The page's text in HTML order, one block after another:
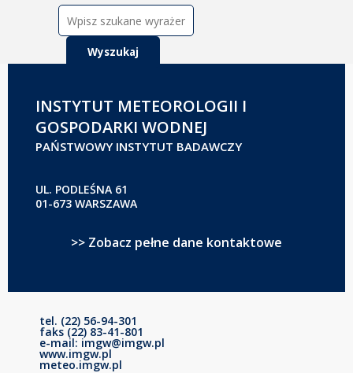
INSTYTUT METEOROLOGII I
GOSPODARKI WODNEJ
PAŃSTWOWY INSTYTUT BADAWCZY
UL. PODLEŚNA 61
01-673 WARSZAWA
>> Zobacz pełne dane kontaktowe
tel. (22) 56-94-301
faks (22) 83-41-801
e-mail: imgw@imgw.pl
www.imgw.pl
meteo.imgw.pl